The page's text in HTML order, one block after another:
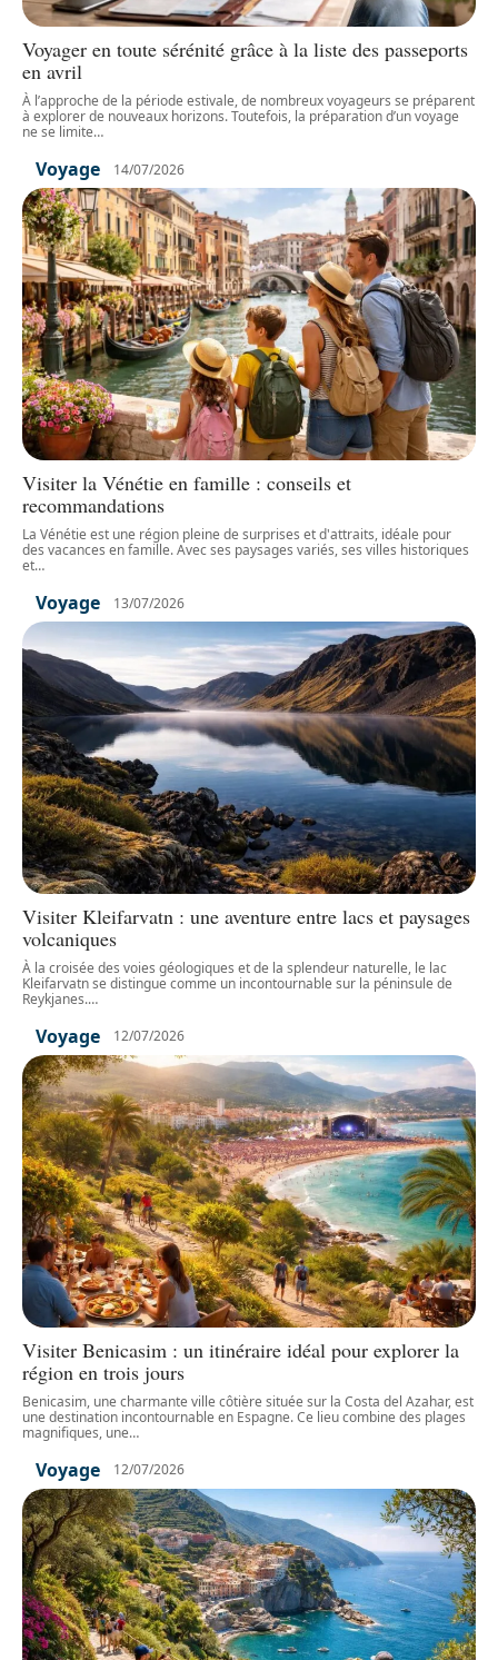
Voyager en toute sérénité grâce à la liste des passeports
en avril
À l’approche de la période estivale, de nombreux voyageurs se préparent
à explorer de nouveaux horizons. Toutefois, la préparation d’un voyage
ne se limite…
Voyage 14/07/2026
Visiter la Vénétie en famille : conseils et
recommandations
La Vénétie est une région pleine de surprises et d'attraits, idéale pour
des vacances en famille. Avec ses paysages variés, ses villes historiques
et…
Voyage 13/07/2026
Visiter Kleifarvatn : une aventure entre lacs et paysages
volcaniques
À la croisée des voies géologiques et de la splendeur naturelle, le lac
Kleifarvatn se distingue comme un incontournable sur la péninsule de
Reykjanes.…
Voyage 12/07/2026
Visiter Benicasim : un itinéraire idéal pour explorer la
région en trois jours
Benicasim, une charmante ville côtière située sur la Costa del Azahar, est
une destination incontournable en Espagne. Ce lieu combine des plages
magnifiques, une…
Voyage 12/07/2026